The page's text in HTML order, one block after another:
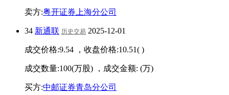
卖方:粤开证券上海分公司
34 新通联 历史交易 2025-12-01
成交价格:9.54 ，收盘价格:10.51( )
成交数量:100(万股) ，成交金额: (万)
买方:中邮证券青岛分公司